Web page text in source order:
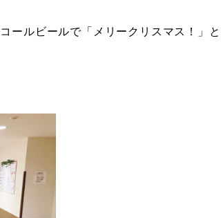
ールビールで「メリークリスマス！」